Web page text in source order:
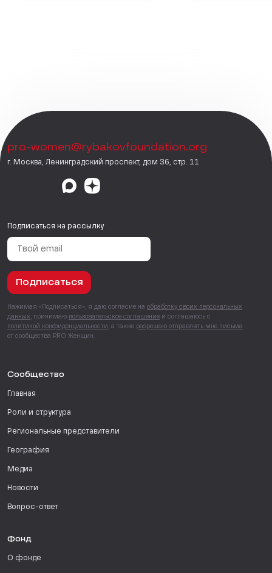
pro-women@rybakovfoundation.org
г. Москва, Ленинградский проспект, дом 36, стр. 11
Подписаться на рассылку
Подписаться
Нажимая «Подписаться», я даю согласие на обработку своих персональных
данных , принимаю пользовательское соглашение и соглашаюсь с
политикой конфиденциальности , а также разрешаю отправлять мне письма
от сообщества PRO Женщин.
Сообщество
Главная
Роли и структура
Региональные представители
География
Медиа
Новости
Вопрос-ответ
Фонд
О фонде